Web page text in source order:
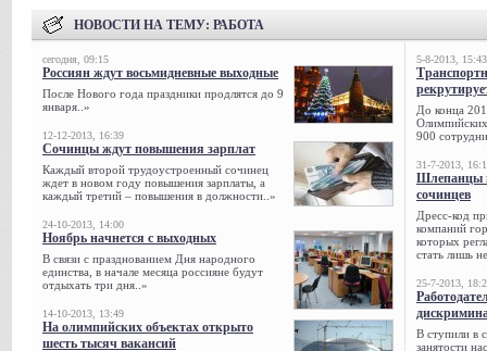
НОВОСТИ НА ТЕМУ: РАБОТА
сегодня, 09:15
Россиян ждут восьмидневные выходные
После Нового года праздники продлятся до 9
января..»
12-12-2013, 16:39
Сочинцы ждут повышения зарплат
Каждый второй трудоустроенный сочинец
ждет в новом году повышения зарплаты, а
каждый третий – повышения в должности..»
24-10-2013, 14:00
Ноябрь начнется с выходных
В связи с празднованием Дня народного
единства, в начале месяца россияне будут
отдыхать три дня..»
14-10-2013, 13:49
На олимпийских объектах открыто
шесть тысяч вакансий
5-8-2013, 15:43
До конца
900
31-7-2013,
Шлепанцы
сочинцев
Дресс-код
компаний
которых
стать лишь
25-7-2013,
В ступили в
занятости